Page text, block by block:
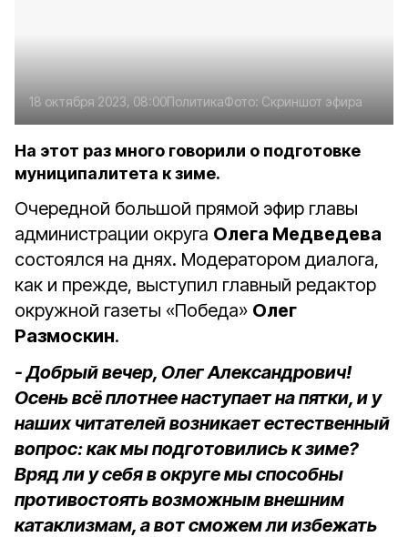
18 октября 2023, 08:00ПолитикаФото: Скриншот эфира
На этот раз много говорили о подготовке
муниципалитета к зиме.
Очередной большой прямой эфир главы
администрации округа Олега Медведева
состоялся на днях. Модератором диалога,
как и прежде, выступил главный редактор
окружной газеты «Победа» Олег
Размоскин.
- Добрый вечер, Олег Александрович!
Осень всё плотнее наступает на пятки, и у
наших читателей возникает естественный
вопрос: как мы подготовились к зиме?
Вряд ли у себя в округе мы способны
противостоять возможным внешним
катаклизмам, а вот сможем ли избежать